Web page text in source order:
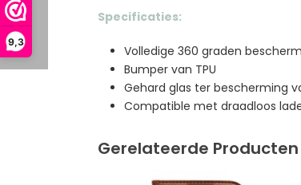
9,3
Specificaties:
Volledige 360 graden
Bumper van TPU
Gehard glas ter bescherming
Compatible met draadloos
Gerelateerde Producten